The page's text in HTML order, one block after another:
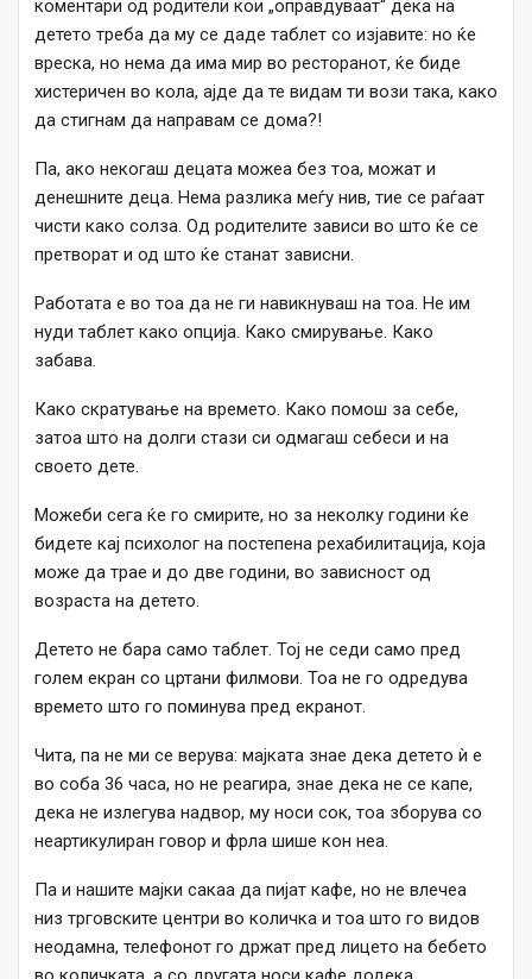
коментари од родители кои „оправдуваат“ дека на
детето треба да му се даде таблет со изјавите: но ќе
вреска, но нема да има мир во ресторанот, ќе биде
хистеричен во кола, ајде да те видам ти вози така, како
да стигнам да направам се дома?!
Па, ако некогаш децата можеа без тоа, можат и
денешните деца. Нема разлика меѓу нив, тие се раѓаат
чисти како солза. Од родителите зависи во што ќе се
претворат и од што ќе станат зависни.
Работата е во тоа да не ги навикнуваш на тоа. Не им
нуди таблет како опција. Како смирување. Како
забава.
Како скратување на времето. Како помош за себе,
затоа што на долги стази си одмагаш себеси и на
своето дете.
Можеби сега ќе го смирите, но за неколку години ќе
бидете кај психолог на постепена рехабилитација, која
може да трае и до две години, во зависност од
возраста на детето.
Детето не бара само таблет. Тој не седи само пред
голем екран со цртани филмови. Тоа не го одредува
времето што го поминува пред екранот.
Чита, па не ми се верува: мајката знае дека детето ѝ е
во соба 36 часа, но не реагира, знае дека не се капе,
дека не излегува надвор, му носи сок, тоа зборува со
неартикулиран говор и фрла шише кон неа.
Па и нашите мајки сакаа да пијат кафе, но не влечеа
низ трговските центри во количка и тоа што го видов
неодамна, телефонот го држат пред лицето на бебето